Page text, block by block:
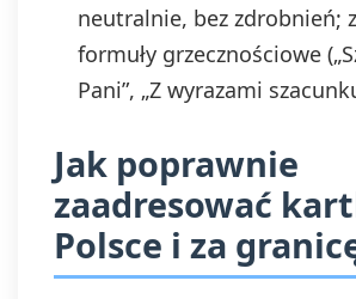
neutralnie, bez zdrobnień;
formuły grzecznościowe
Pani”, „Z wyrazami
Jak poprawnie
zaadresować
Polsce i za